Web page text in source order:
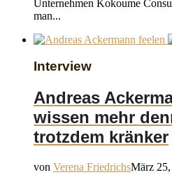
Unternehmen Kokoume
man...
Interview
Andreas
wissen mehr
trotzdem kränker
von Verena FriedrichsMärz